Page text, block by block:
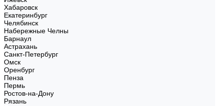
Хабаровск
Екатеринбург
Челябинск
Набережные Челны
Барнаул
Астрахань
Санкт-Петербург
Омск
Оренбург
Пенза
Пермь
Ростов-на-Дону
Рязань